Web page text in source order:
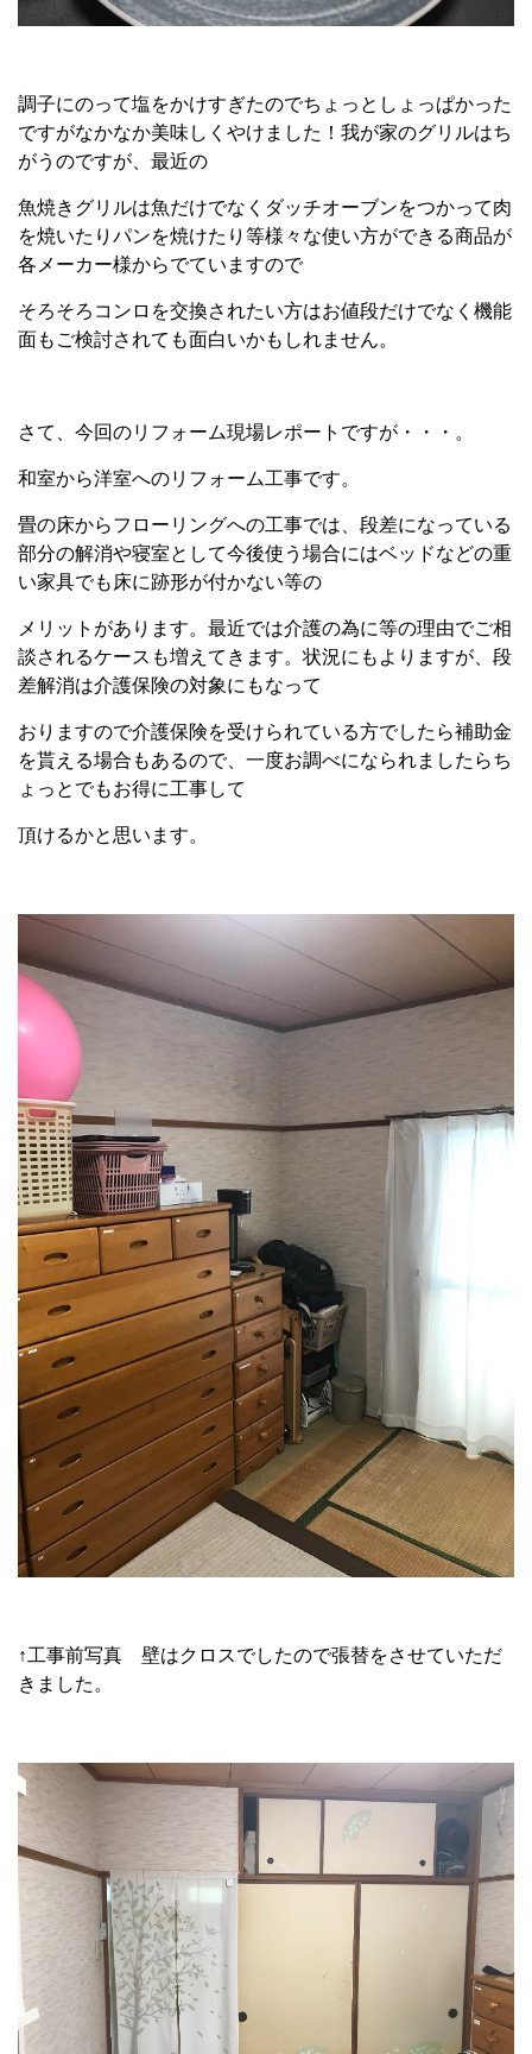
調子にのって塩をかけすぎたのでちょっとしょっぱかった
ですがなかなか美味しくやけました！我が家のグリルはち
がうのですが、最近の
魚焼きグリルは魚だけでなくダッチオーブンをつかって肉
を焼いたりパンを焼けたり等様々な使い方ができる商品が
各メーカー様からでていますので
そろそろコンロを交換されたい方はお値段だけでなく機能
面もご検討されても面白いかもしれません。
さて、今回のリフォーム現場レポートですが・・・。
和室から洋室へのリフォーム工事です。
畳の床からフローリングへの工事では、段差になっている
部分の解消や寝室として今後使う場合にはベッドなどの重
い家具でも床に跡形が付かない等の
メリットがあります。最近では介護の為に等の理由でご相
談されるケースも増えてきます。状況にもよりますが、段
差解消は介護保険の対象にもなって
おりますので介護保険を受けられている方でしたら補助金
を貰える場合もあるので、一度お調べになられましたらち
ょっとでもお得に工事して
頂けるかと思います。
↑工事前写真 壁はクロスでしたので張替をさせていただ
きました。